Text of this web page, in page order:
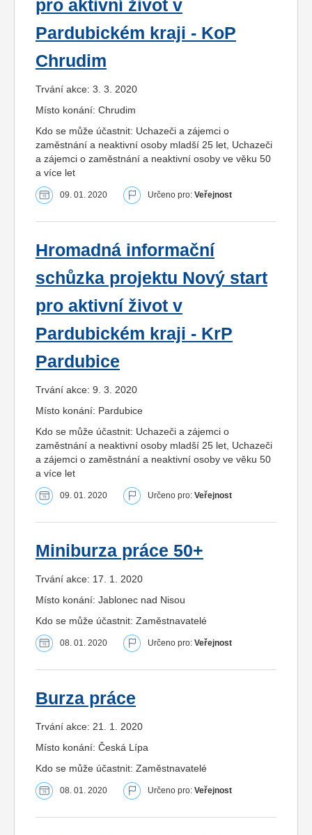
pro aktivní život v
Pardubickém kraji - KoP
Chrudim
Trvání akce: 3. 3. 2020
Místo konání: Chrudim
Kdo se může účastnit: Uchazeči a zájemci o
zaměstnání a neaktivní osoby mladší 25 let, Uchazeči
a zájemci o zaměstnání a neaktivní osoby ve věku 50
a více let
09. 01. 2020 Určeno pro: Veřejnost
Hromadná informační
schůzka projektu Nový start
pro aktivní život v
Pardubickém kraji - KrP
Pardubice
Trvání akce: 9. 3. 2020
Místo konání: Pardubice
Kdo se může účastnit: Uchazeči a zájemci o
zaměstnání a neaktivní osoby mladší 25 let, Uchazeči
a zájemci o zaměstnání a neaktivní osoby ve věku 50
a více let
09. 01. 2020 Určeno pro: Veřejnost
Miniburza práce 50+
Trvání akce: 17. 1. 2020
Místo konání: Jablonec nad Nisou
Kdo se může účastnit: Zaměstnavatelé
08. 01. 2020 Určeno pro: Veřejnost
Burza práce
Trvání akce: 21. 1. 2020
Místo konání: Česká Lípa
Kdo se může účastnit: Zaměstnavatelé
08. 01. 2020 Určeno pro: Veřejnost